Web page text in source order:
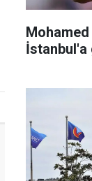
İstanbul'a